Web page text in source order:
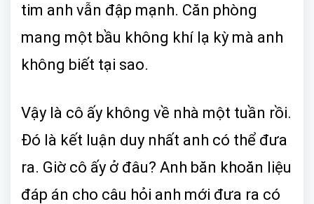
tim anh vẫn đập mạnh. Căn phòng
mang một bầu không khí lạ kỳ mà anh
không biết tại sao.
Vậy là cô ấy không về nhà một tuần rồi.
Đó là kết luận duy nhất anh có thể đưa
ra. Giờ cô ấy ở đâu? Anh băn khoăn liệu
đáp án cho câu hỏi anh mới đưa ra có